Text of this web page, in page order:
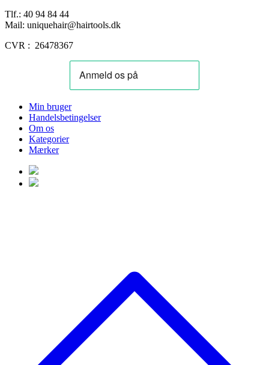
Tlf.: 40 94 84 44
Mail: uniquehair@hairtools.dk
CVR : 26478367
Min bruger
Handelsbetingelser
Om os
Kategorier
Mærker